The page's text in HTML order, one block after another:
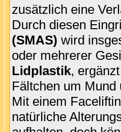
zusätzlich eine
Durch diesen
(SMAS) wird
oder mehrerer
Lidplastik,
Fältchen um
Mit einem
natürliche